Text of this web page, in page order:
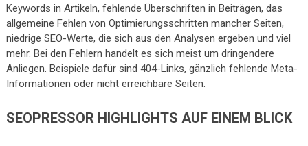
Keywords in Artikeln, fehlende Überschriften in Beiträgen, das
allgemeine Fehlen von Optimierungsschritten mancher Seiten,
niedrige SEO-Werte, die sich aus den Analysen ergeben und viel
mehr. Bei den Fehlern handelt es sich meist um dringendere
Anliegen. Beispiele dafür sind 404-Links, gänzlich fehlende Meta-
Informationen oder nicht erreichbare Seiten.
SEOPRESSOR HIGHLIGHTS AUF EINEM BLICK